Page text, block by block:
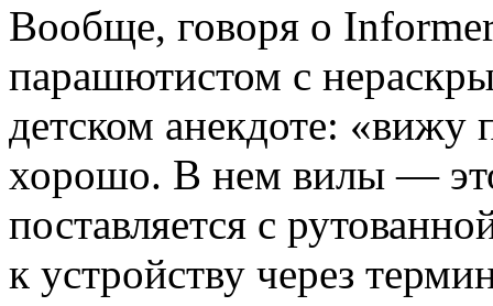
Вообще, говоря о
парашютистом с
детском анекдоте: «вижу
хорошо. В нем вилы —
поставляется с
к устройству через